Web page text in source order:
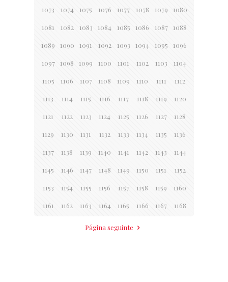
1073 1074 1075 1076 1077 1078 1079 1080
1081 1082 1083 1084 1085 1086 1087 1088
1089 1090 1091 1092 1093 1094 1095 1096
1097 1098 1099 1100 1101 1102 1103 1104
1105 1106 1107 1108 1109 1110 1111 1112
1113 1114 1115 1116 1117 1118 1119 1120
1121 1122 1123 1124 1125 1126 1127 1128
1129 1130 1131 1132 1133 1134 1135 1136
1137 1138 1139 1140 1141 1142 1143 1144
1145 1146 1147 1148 1149 1150 1151 1152
1153 1154 1155 1156 1157 1158 1159 1160
1161 1162 1163 1164 1165 1166 1167 1168
Página seguinte